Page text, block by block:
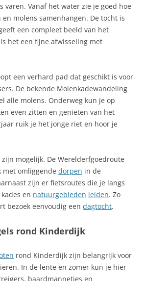
varen. Vanaf het water zie je goed hoe
molens samenhangen. De tocht is
een compleet beeld van het
het een fijne afwisseling met
een verhard pad dat geschikt is voor
De bekende Molenkadewandeling
alle molens. Onderweg kun je op
even zitten en genieten van het
ruik je het jonge riet en hoor je
mogelijk. De Werelderfgoedroute
omliggende dorpen in de
zijn er fietsroutes die je langs
en natuurgebieden leiden. Zo
bezoek eenvoudig een dagtocht.
rond Kinderdijk
rond Kinderdijk zijn belangrijk voor
In de lente en zomer kun je hier
baardmannetjes en